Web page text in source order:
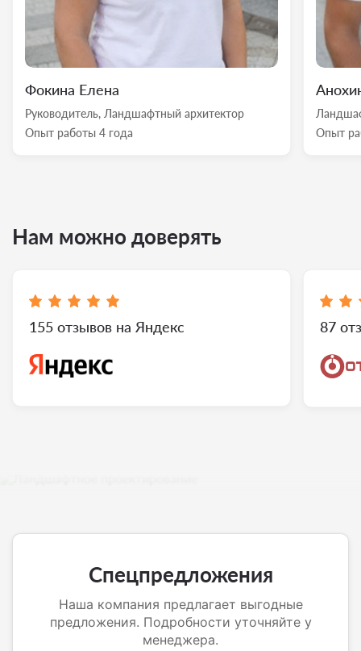
Фокина Елена
Руководитель, Ландшафтный архитектор
Опыт работы 4 года
Опыт
Нам можно доверять
155 отзывов на Яндекс 87
Спецпредложения
Наша компания предлагает выгодные
предложения. Подробности уточняйте у
менеджера.